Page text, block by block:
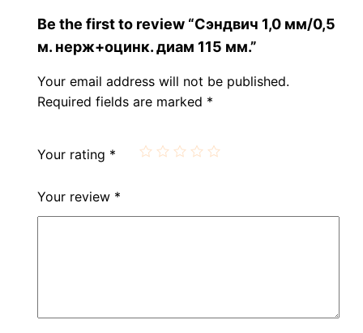
Be the first to review “Сэндвич 1,0 мм/0,5
м. нерж+оцинк. диам 115 мм.”
Your email address will not be published.
Required fields are marked *
Your rating *
Your review *